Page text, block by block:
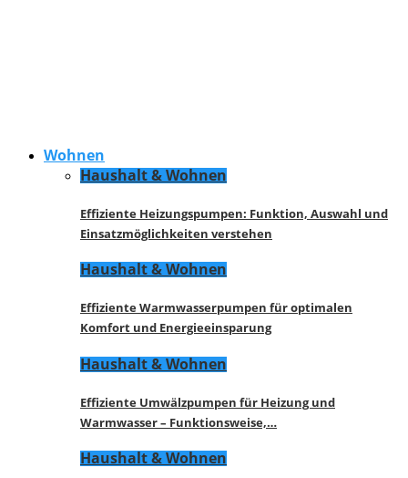
Wohnen
Haushalt & Wohnen
Effiziente Heizungspumpen: Funktion, Auswahl und
Einsatzmöglichkeiten verstehen
Haushalt & Wohnen
Effiziente Warmwasserpumpen für optimalen
Komfort und Energieeinsparung
Haushalt & Wohnen
Effiziente Umwälzpumpen für Heizung und
Warmwasser – Funktionsweise,…
Haushalt & Wohnen